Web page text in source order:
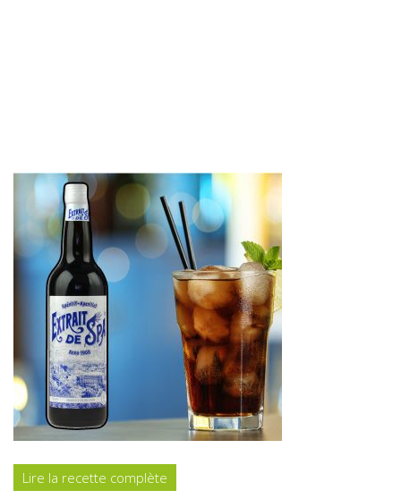
Lire la recette complète